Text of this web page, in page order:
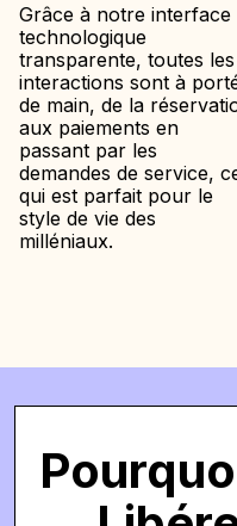
Grâce à notre interface
technologique
transparente, toutes les
interactions sont à
de main, de la
aux paiements en
passant par les
demandes de service,
qui est parfait pour le
style de vie des
milléniaux.